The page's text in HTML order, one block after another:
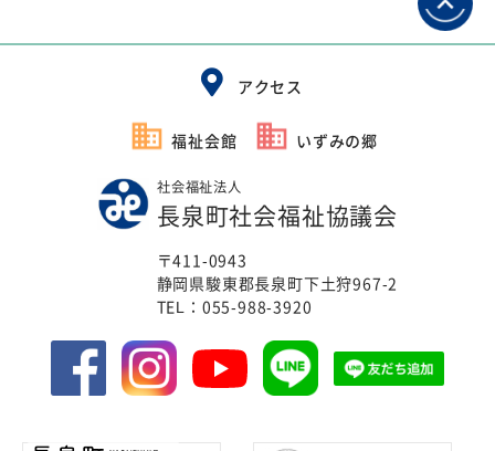
アクセス
福祉会館 いずみの郷
社会福祉法人
長泉町社会福祉協議会
〒411-0943
静岡県駿東郡長泉町下土狩967-2
TEL： 055-988-3920